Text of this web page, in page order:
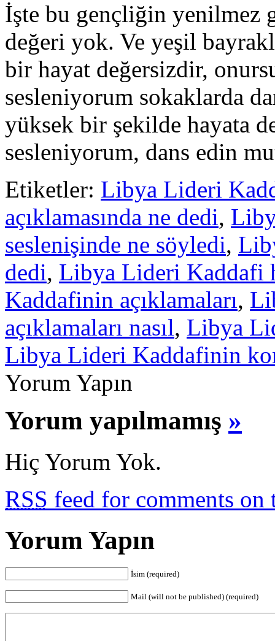
İşte bu gençliğin yenilmez
değeri yok. Ve yeşil
bir hayat değersizdir,
sesleniyorum sokaklarda
yüksek bir şekilde hayata
sesleniyorum, dans edin
Etiketler: Libya Lideri
açıklamasında ne dedi,
seslenişinde ne söyledi,
dedi, Libya Lideri Kaddafi
Kaddafinin açıklamaları,
açıklamaları nasıl, Libya
Libya Lideri Kaddafinin
Yorum Yapın
Yorum yapılmamış »
Hiç Yorum Yok.
RSS feed for comments on
Yorum Yapın
İsim (required)
Mail (will not be published) (required)